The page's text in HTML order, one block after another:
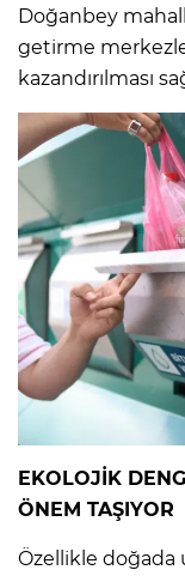
Doğanbey
getirme
kazandırılması
EKOLOJİK
ÖNEM TAŞIYOR
Özellikle doğada